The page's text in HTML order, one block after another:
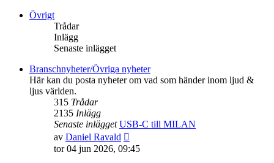
Övrigt
Trådar
Inlägg
Senaste inlägget
Branschnyheter/Övriga nyheter
Här kan du posta nyheter om vad som händer inom ljud &
ljus världen.
315 Trådar
2135 Inlägg
Senaste inlägget USB-C till MILAN
av Daniel Ravald
till
tor 04 jun 2026, 09:45